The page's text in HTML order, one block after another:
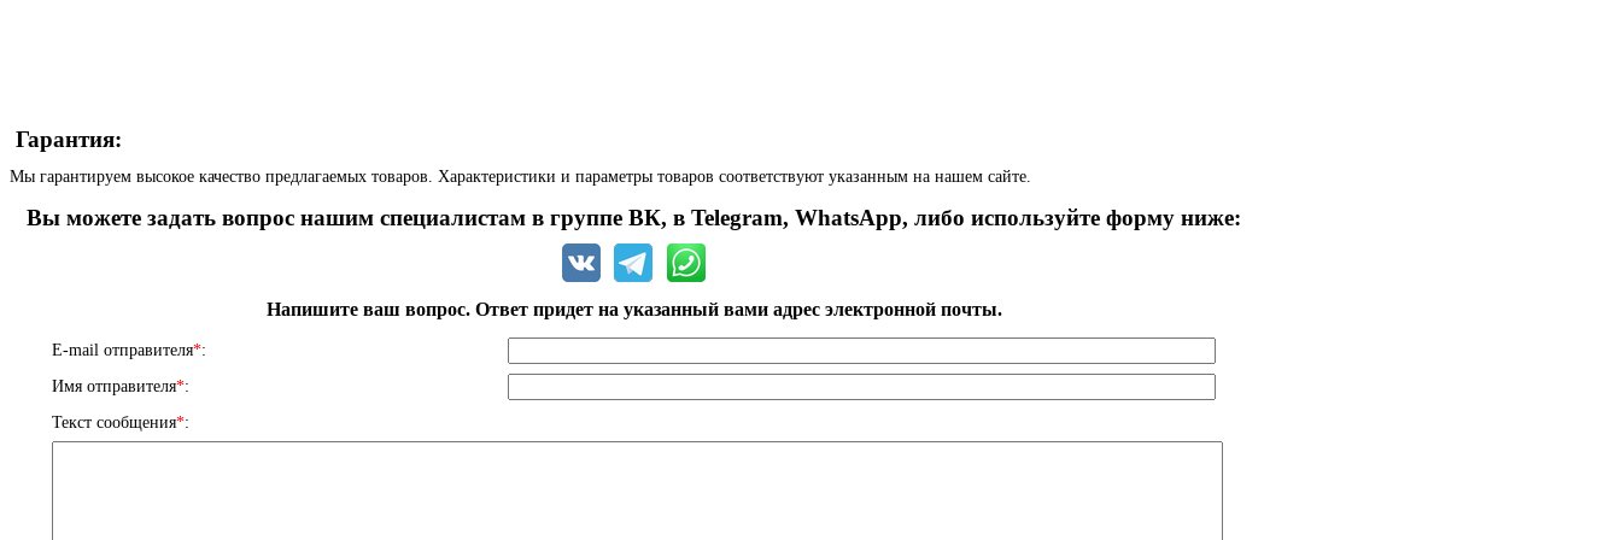
Гарантия:
Мы гарантируем высокое качество предлагаемых товаров. Характеристики и параметры товаров соответствуют указанным на нашем сайте.
Вы можете задать вопрос нашим специалистам в группе ВК, в Telegram, WhatsApp, либо используйте форму ниже:
Напишите ваш вопрос. Ответ придет на указанный вами адрес электронной почты.
E-mail отправителя*:
Имя отправителя*:
Текст сообщения*: